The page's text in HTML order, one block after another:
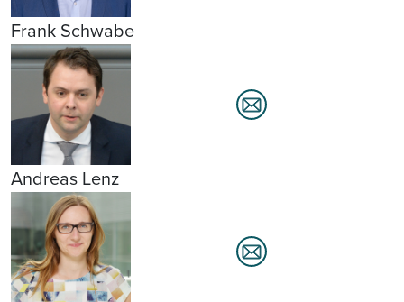
Frank Schwabe
Andreas Lenz